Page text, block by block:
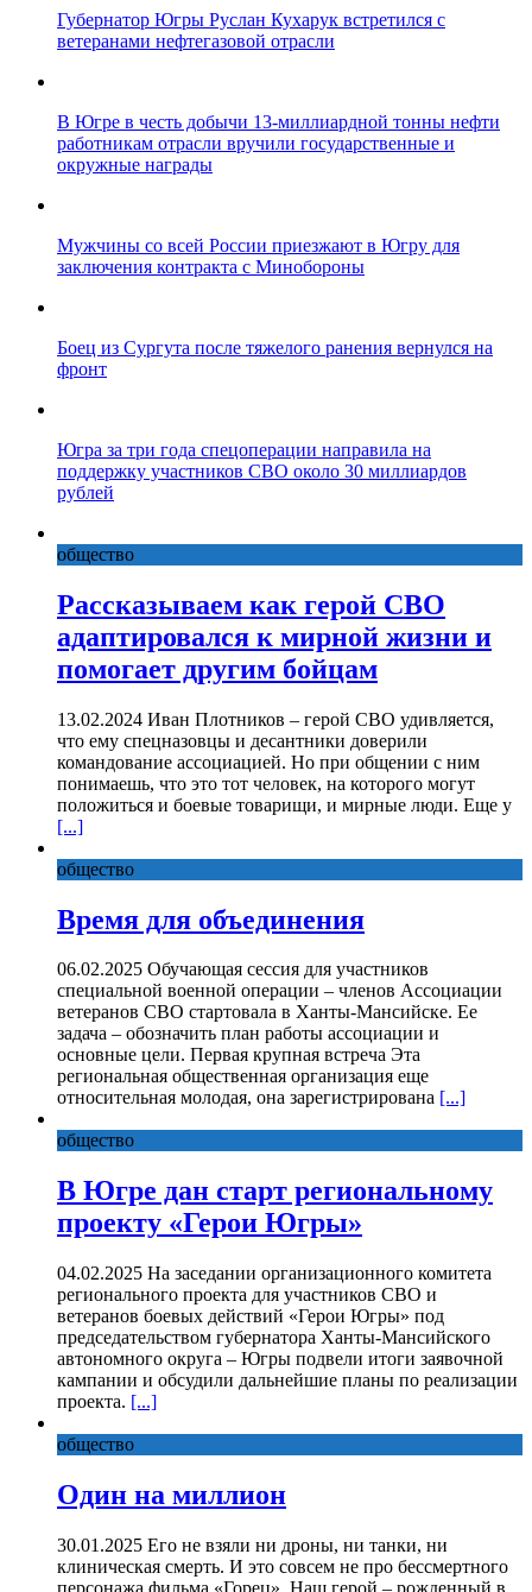
Губернатор Югры Руслан Кухарук встретился с
ветеранами нефтегазовой отрасли
В Югре в честь добычи 13-миллиардной тонны нефти
работникам отрасли вручили государственные и
окружные награды
Мужчины со всей России приезжают в Югру для
заключения контракта с Минобороны
Боец из Сургута после тяжелого ранения вернулся на
фронт
Югра за три года спецоперации направила на
поддержку участников СВО около 30 миллиардов
рублей
общество
Рассказываем как герой СВО
адаптировался к мирной жизни и
помогает другим бойцам
13.02.2024 Иван Плотников – герой СВО удивляется,
что ему спецназовцы и десантники доверили
командование ассоциацией. Но при общении с ним
понимаешь, что это тот человек, на которого могут
положиться и боевые товарищи, и мирные люди. Еще у
[...]
общество
Время для объединения
06.02.2025 Обучающая сессия для участников
специальной военной операции – членов Ассоциации
ветеранов СВО стартовала в Ханты-Мансийске. Ее
задача – обозначить план работы ассоциации и
основные цели. Первая крупная встреча Эта
региональная общественная организация еще
относительная молодая, она зарегистрирована [...]
общество
В Югре дан старт региональному
проекту «Герои Югры»
04.02.2025 На заседании организационного комитета
регионального проекта для участников СВО и
ветеранов боевых действий «Герои Югры» под
председательством губернатора Ханты-Мансийского
автономного округа – Югры подвели итоги заявочной
кампании и обсудили дальнейшие планы по реализации
проекта. [...]
общество
Один на миллион
30.01.2025 Его не взяли ни дроны, ни танки, ни
клиническая смерть. И это совсем не про бессмертного
персонажа фильма «Горец». Наш герой – рожденный в